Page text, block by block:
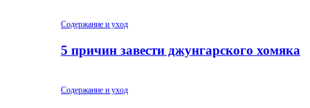
Содержание и уход
5 причин завести джунгарского хомяка
Содержание и уход